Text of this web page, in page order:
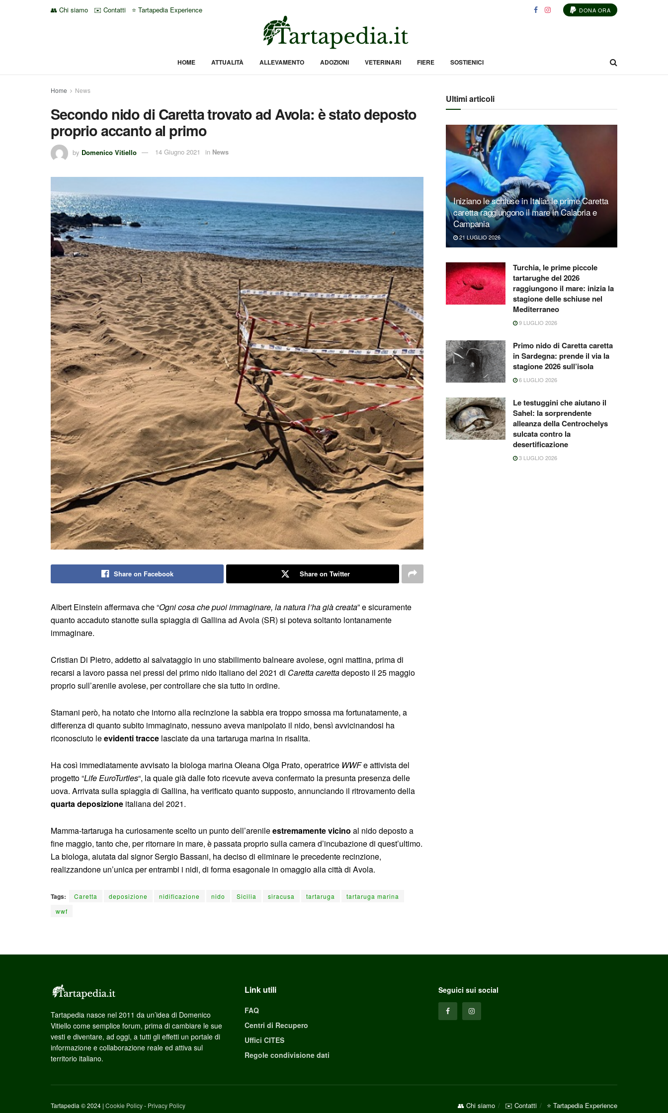
👥 Chi siamo ✉️ Contatti ⭐ Tartapedia Experience DONA ORA
HOME ATTUALITÀ ALLEVAMENTO ADOZIONI VETERINARI FIERE SOSTIENICI
Home News
Secondo nido di Caretta trovato ad Avola: è stato deposto
proprio accanto al primo
by Domenico Vitiello 14 Giugno 2021 in News
Share on Facebook Share on Twitter
Albert Einstein affermava che “Ogni cosa che puoi immaginare, la natura l’ha già creata” e sicuramente
quanto accaduto stanotte sulla spiaggia di Gallina ad Avola (SR) si poteva soltanto lontanamente
immaginare.
Cristian Di Pietro, addetto al salvataggio in uno stabilimento balneare avolese, ogni mattina, prima di
recarsi a lavoro passa nei pressi del primo nido italiano del 2021 di Caretta carettadeposto il 25 maggio
proprio sull’arenile avolese, per controllare che sia tutto in ordine.
Stamani però, ha notato che intorno alla recinzione la sabbia era troppo smossa ma fortunatamente, a
differenza di quanto subito immaginato, nessuno aveva manipolato il nido, bensì avvicinandosi ha
riconosciuto leevidenti tracce lasciate da una tartaruga marina in risalita.
Ha così immediatamente avvisato la biologa marina Oleana Olga Prato, operatrice WWFe attivista del
progetto “Life EuroTurtles“, la quale già dalle foto ricevute aveva confermato la presunta presenza delle
uova. Arrivata sulla spiaggia di Gallina, ha verificato quanto supposto, annunciando il ritrovamento della
quarta deposizione italiana del 2021.
Mamma-tartaruga ha curiosamente scelto un punto dell’arenileestremamente vicino al nido deposto a
fine maggio, tanto che, per ritornare in mare, è passata proprio sulla camera d’incubazione di quest’ultimo.
La biologa, aiutata dal signor Sergio Bassani, ha deciso di eliminare le precedente recinzione,
realizzandone un’unica per entrambi i nidi, di forma esagonale in omaggio alla città di Avola.
Tags: Caretta deposizione nidificazione nido Sicilia siracusa tartaruga
tartaruga marina
wwf
Ultimi articoli
Iniziano le schiuse in Italia: le prime Caretta
caretta raggiungono il mare in Calabria e
Campania
21 LUGLIO 2026
Turchia, le prime piccole
tartarughe del 2026
raggiungono il mare: inizia la
stagione delle schiuse nel
Mediterraneo
9 LUGLIO 2026
Primo nido di Caretta caretta
in Sardegna: prende il via la
stagione 2026 sull’isola
6 LUGLIO 2026
Le testuggini che aiutano il
Sahel: la sorprendente
alleanza della Centrochelys
sulcata contro la
desertificazione
3 LUGLIO 2026
Tartapedia nasce nel 2011 da un’idea di Domenico
Vitiello come semplice forum, prima di cambiare le sue
vesti e diventare, ad oggi, a tutti gli effetti un portale di
informazione e collaborazione reale ed attiva sul
territorio italiano.
Link utili
FAQ
Centri di Recupero
Uffici CITES
Regole condivisione dati
Seguici sui social
👥 Chi siamo ✉️ Contatti ⭐ Tartapedia Experience
Tartapedia © 2024 | Cookie Policy- Privacy Policy